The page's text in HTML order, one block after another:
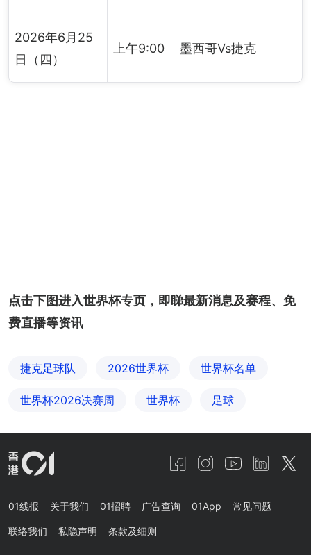
2026年6月25
日（四）
上午9:00 墨西哥Vs捷克
点击下图进入世界杯专页，即睇最新消息及赛程、免
费直播等资讯
捷克足球队 2026世界杯 世界杯名单
世界杯2026决赛周 世界杯 足球
01线报 关于我们 01招聘 广告查询 01App 常见问题
联络我们 私隐声明 条款及细则